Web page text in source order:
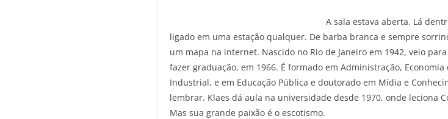
A sala estava aberta. Lá
ligado em uma estação qualquer. De barba branca e sempre
um mapa na internet. Nascido no Rio de Janeiro em 1942, veio
fazer graduação, em 1966. É formado em Administração,
Industrial, e em Educação Pública e doutorado em Mídia e
lembrar. Klaes dá aula na universidade desde 1970, onde leciona
Mas sua grande paixão é o escotismo.